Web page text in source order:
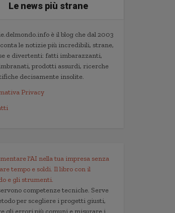
Le news più strane
è il blog che dal 2003
le notizie più incredibili, strane,
e divertenti: fatti imbarazzanti,
prodotti assurdi, ricerche
decisamente insolite.
Privacy
l'AI nella tua impresa senza
tempo e soldi. Il libro con il
e gli strumenti.
competenze tecniche. Serve
per scegliere i progetti giusti,
gli errori più comuni e misurare i